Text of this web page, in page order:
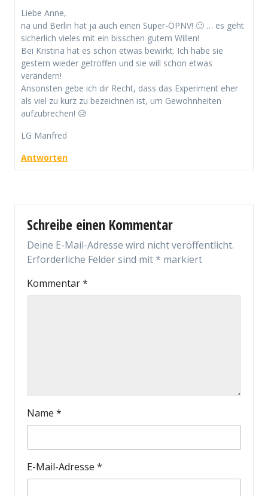
Liebe Anne,
na und Berlin hat ja auch einen Super-ÖPNV! 🙂 … es geht
sicherlich vieles mit ein bisschen gutem Willen!
Bei Kristina hat es schon etwas bewirkt. Ich habe sie
gestern wieder getroffen und sie will schon etwas
verändern!
Ansonsten gebe ich dir Recht, dass das Experiment eher
als viel zu kurz zu bezeichnen ist, um Gewohnheiten
aufzubrechen! 😥
LG Manfred
Antworten
Schreibe einen Kommentar
Deine E-Mail-Adresse wird nicht veröffentlicht.
Erforderliche Felder sind mit* markiert
Kommentar*
Name *
E-Mail-Adresse *